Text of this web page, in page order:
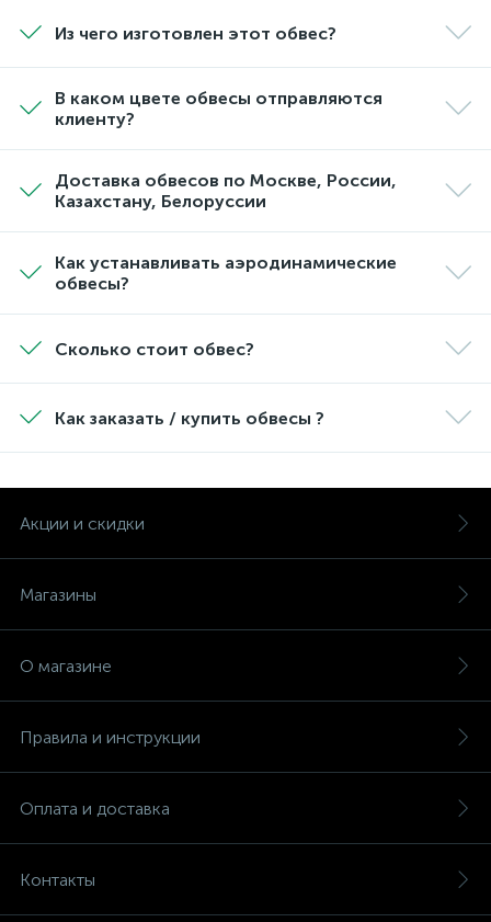
Из чего изготовлен этот обвес?
В каком цвете обвесы отправляются
клиенту?
Доставка обвесов по Москве, России,
Казахстану, Белоруссии
Как устанавливать аэродинамические
обвесы?
Сколько стоит обвес?
Как заказать / купить обвесы ?
Акции и скидки
Магазины
О магазине
Правила и инструкции
Оплата и доставка
Контакты